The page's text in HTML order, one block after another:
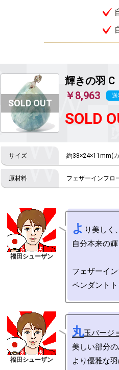
輝きの羽 C
￥8,963
SOLD
約38×24×11mm(
フェザーインフロ
よ り美しく
自分本来の
フェザーイ
丸玉バージ
美しい部分